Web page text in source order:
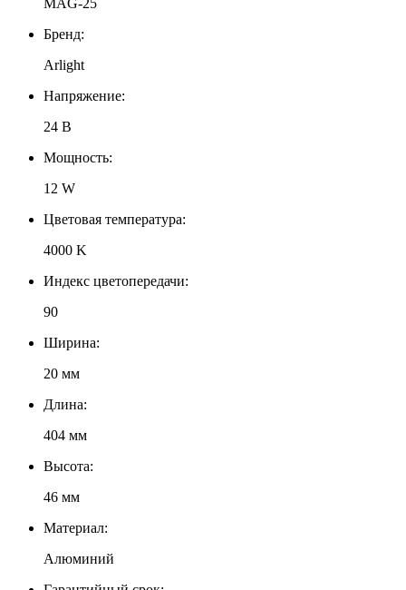
Бренд:
Arlight
Напряжение:
24 В
Мощность:
12 W
Цветовая температура:
4000 K
Индекс цветопередачи:
90
Ширина:
20 мм
Длина:
404 мм
Высота:
46 мм
Материал:
Алюминий